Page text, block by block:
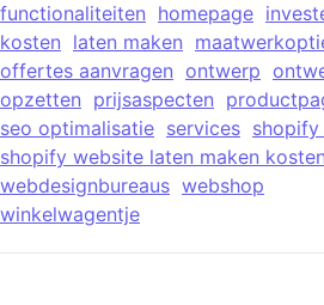
functionaliteiten homepage
kosten laten maken
offertes aanvragen ontwerp
opzetten prijsaspecten
seo optimalisatie services
shopify website laten maken kosten
webdesignbureaus webshop
winkelwagentje